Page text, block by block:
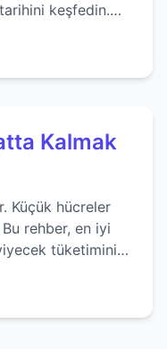
keşfedin.
Kalmak
Küçük hücreler
Bu rehber, en iyi